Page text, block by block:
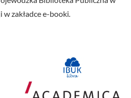
zakładcee-booki.